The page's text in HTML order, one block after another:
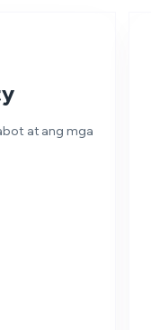
at ang mga